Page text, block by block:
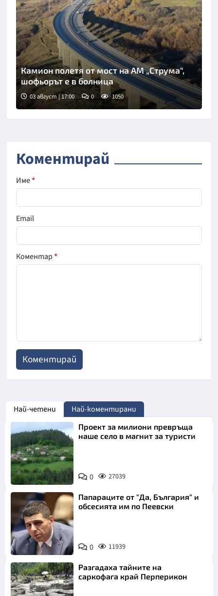
Камион полетя от мост на АМ „Струма“,
шофьорът е в болница
03 август | 17:00 0 1050
Коментирай
Име*
Email
Коментар*
Най-четени Най-коментирани
Проект за милиони превръща
наше село в магнит за туристи
0 27039
Папараците от "Да, България" и
обсесията им по Пеевски
0 11939
Разгадаха тайните на
саркофага край Перперикон